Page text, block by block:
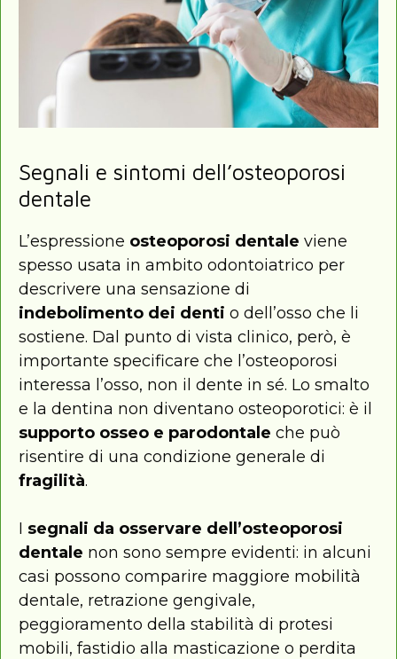
Segnali e sintomi dell’osteoporosi
dentale
L’espressione osteoporosi dentale viene
spesso usata in ambito odontoiatrico per
descrivere una sensazione di
indebolimento dei denti o dell’osso che li
sostiene. Dal punto di vista clinico, però, è
importante specificare che l’osteoporosi
interessa l’osso, non il dente in sé. Lo smalto
e la dentina non diventano osteoporotici: è il
supporto osseo e parodontale che può
risentire di una condizione generale di
fragilità.
I segnali da osservare dell’osteoporosi
dentale non sono sempre evidenti: in alcuni
casi possono comparire maggiore mobilità
dentale, retrazione gengivale,
peggioramento della stabilità di protesi
mobili, fastidio alla masticazione o perdita